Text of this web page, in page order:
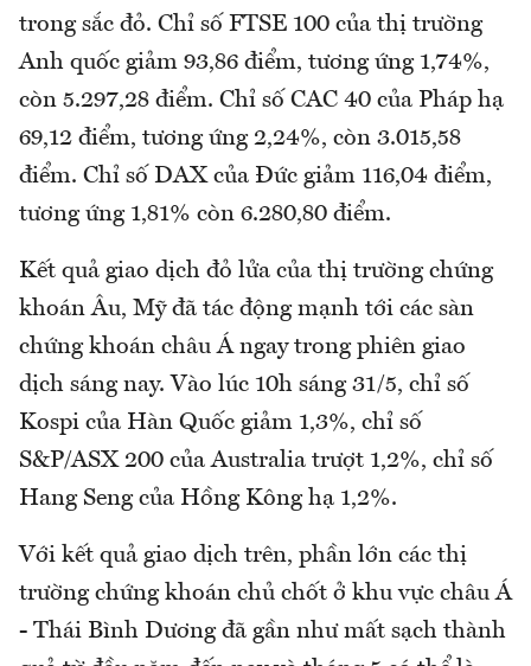
trong sắc đỏ. Chỉ số FTSE 100 của thị trường
Anh quốc giảm 93,86 điểm, tương ứng 1,74%,
còn 5.297,28 điểm. Chỉ số CAC 40 của Pháp hạ
69,12 điểm, tương ứng 2,24%, còn 3.015,58
điểm. Chỉ số DAX của Đức giảm 116,04 điểm,
tương ứng 1,81% còn 6.280,80 điểm.
Kết quả giao dịch đỏ lửa của thị trường chứng
khoán Âu, Mỹ đã tác động mạnh tới các sàn
chứng khoán châu Á ngay trong phiên giao
dịch sáng nay. Vào lúc 10h sáng 31/5, chỉ số
Kospi của Hàn Quốc giảm 1,3%, chỉ số
S&P/ASX 200 của Australia trượt 1,2%, chỉ số
Hang Seng của Hồng Kông hạ 1,2%.
Với kết quả giao dịch trên, phần lớn các thị
trường chứng khoán chủ chốt ở khu vực châu Á
- Thái Bình Dương đã gần như mất sạch thành